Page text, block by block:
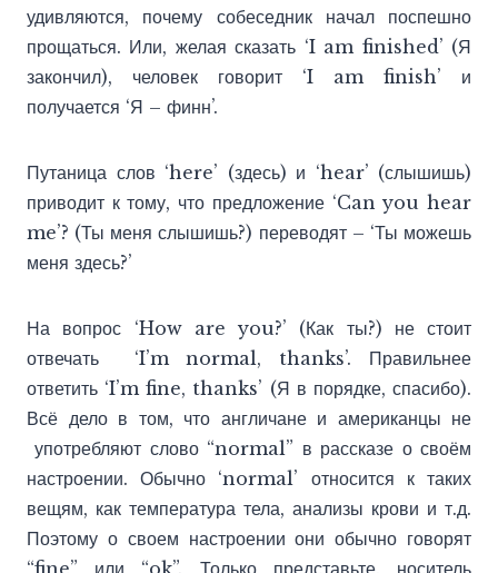
удивляются, почему собеседник начал поспешно
прощаться. Или, желая сказать ‘I am finished’ (Я
закончил), человек говорит ‘I am finish’ и
получается ‘Я – финн’.
Путаница слов ‘here’ (здесь) и ‘hear’ (слышишь)
приводит к тому, что предложение ‘Can you hear
me’? (Ты меня слышишь?) переводят – ‘Ты можешь
меня здесь?’
На вопрос ‘How are you?’ (Как ты?) не стоит
отвечать ‘I’m normal, thanks’. Правильнее
ответить ‘I’m fine, thanks’ (Я в порядке, спасибо).
Всё дело в том, что англичане и американцы не
употребляют слово “normal” в рассказе о своём
настроении. Обычно ‘normal’ относится к таких
вещям, как температура тела, анализы крови и т.д.
Поэтому о своем настроении они обычно говорят
“fine” или “ok”. Только представьте, носитель